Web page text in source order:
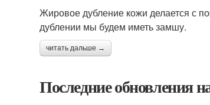
Жировое дубление кожи делается с
дублении мы будем иметь замшу.
читать дальше →
Последние обновления